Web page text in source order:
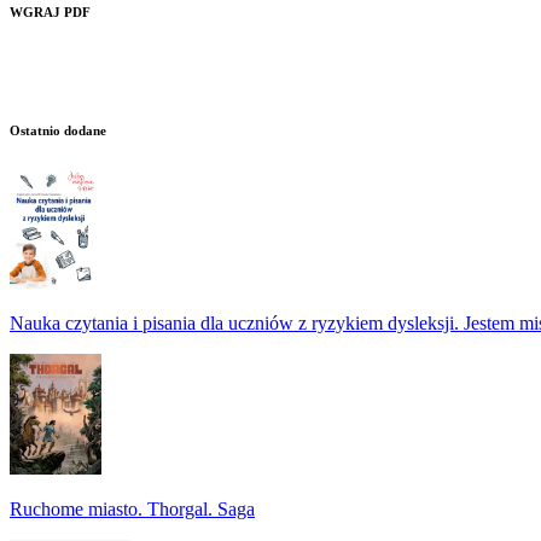
WGRAJ PDF
Ostatnio dodane
Nauka czytania i pisania dla uczniów z ryzykiem dysleksji. Jestem
Ruchome miasto. Thorgal. Saga